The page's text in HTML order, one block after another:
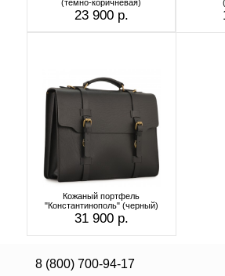
(тёмно-коричневая)
23 900 р.
Кожаный портфель
"Константинополь" (черный)
31 900 р.
8 (800) 700-94-17